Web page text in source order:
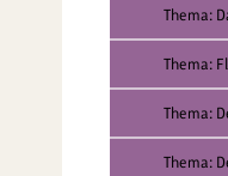
Thema:
Thema:
Thema:
Thema: